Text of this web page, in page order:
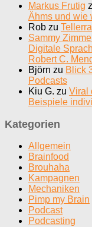
Markus Frutig
Ähms und wie
Rob zu
Sammy
Digitale
Robert C.
Björn zu Blick
Podcasts
Kiu G. zu Viral
Beispiele
Kategorien
Allgemein
Brainfood
Brouhaha
Kampagnen
Mechaniken
Pimp my Brain
Podcast
Podcasting